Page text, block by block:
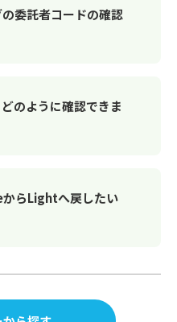
委託者コードの確認
のように確認できま
らLightへ戻したい